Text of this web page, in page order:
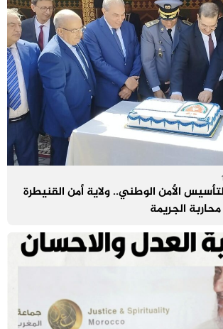
في الذكرى الـ70 لتأسيس الأمن الوطني.. ولاية أمن القنيطرة
الجريمة